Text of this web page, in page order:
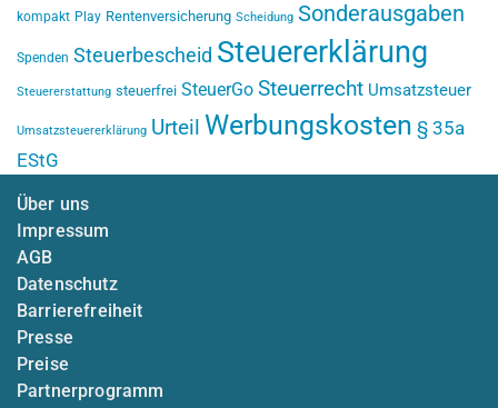
kompakt Play Rentenversicherung Scheidung Sonderausgaben
Spenden Steuerbescheid Steuererklärung
Steuererstattung steuerfrei SteuerGo Steuerrecht Umsatzsteuer
Umsatzsteuererklärung Urteil Werbungskosten § 35a
EStG
Über uns
Impressum
AGB
Datenschutz
Barrierefreiheit
Presse
Preise
Partnerprogramm